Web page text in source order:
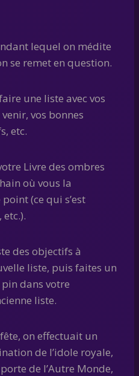
lequel on médite
se remet en question.
une liste avec vos
vos bonnes
etc.
Livre des ombres
où vous la
(ce qui s’est
des objectifs à
liste, puis faites un
dans votre
liste.
on effectuait un
de l’idole royale,
de l’Autre Monde,